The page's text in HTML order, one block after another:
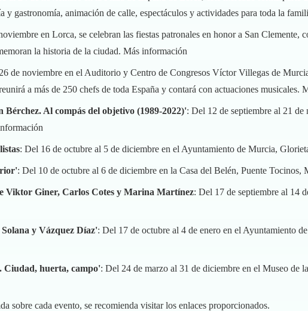
y gastronomía, animación de calle, espectáculos y actividades para toda la
en Lorca, se celebran las fiestas patronales en honor a San Clemente,
la historia de la ciudad. Más información
de noviembre en el Auditorio y Centro de Congresos Víctor Villegas de
a más de 250 chefs de toda España y contará con actuaciones musicales.
Al compás del objetivo (1989-2022)': Del 12 de septiembre al 21
: Del 16 de octubre al 5 de diciembre en el Ayuntamiento de Murcia,
: Del 10 de octubre al 6 de diciembre en la Casa del Belén, Puente Tocinos,
Viktor Giner, Carlos Cotes y Marina Martínez: Del 17 de septiembre al 14
y Vázquez Díaz': Del 17 de octubre al 4 de enero en el Ayuntamiento
Ciudad, huerta, campo': Del 24 de marzo al 31 de diciembre en el Museo de
sobre cada evento, se recomienda visitar los enlaces proporcionados.